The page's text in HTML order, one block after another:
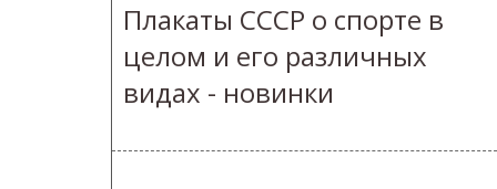
Плакаты СССР о спорте в
целом и его различных
видах - новинки